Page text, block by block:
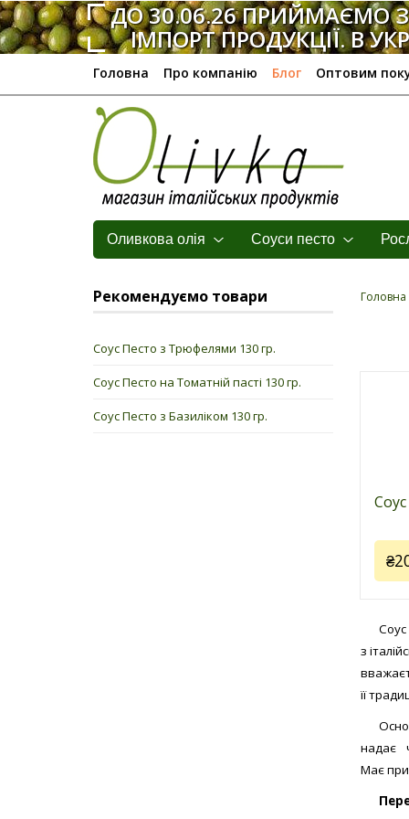
ДО 30.06.26 ПРИЙМАЄМО
ІМПОРТ ПРОДУКЦІЇ. В
Головна Про компанію Блог Оптовим
Оливкова олія Соуси песто
Рекомендуємо товари
Соус Песто з Трюфелями 130 гр.
Соус Песто на Томатній пасті 130 гр.
Соус Песто з Базиліком 130 гр.
Головна
Код
з
її
надає
Має